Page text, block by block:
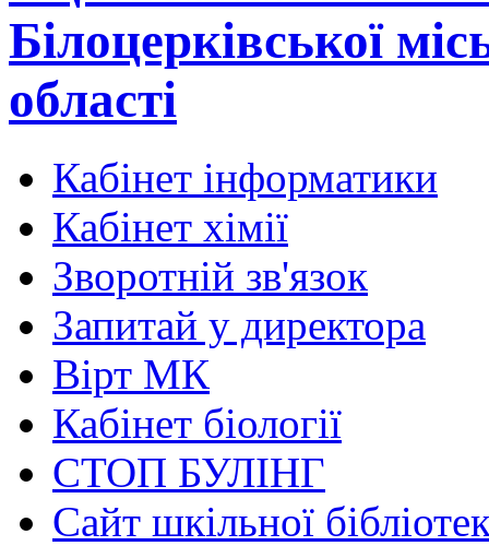
Білоцерківської
області
Кабінет інформатики
Кабінет хімії
Зворотній зв'язок
Запитай у директора
Вірт МК
Кабінет біології
СТОП БУЛІНГ
Сайт шкільної